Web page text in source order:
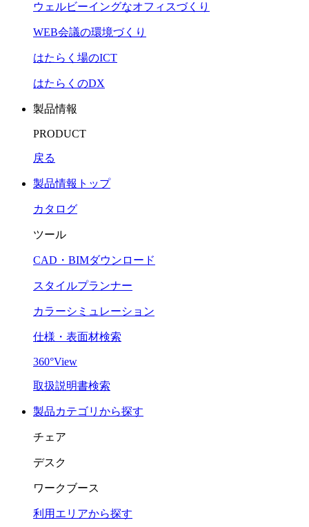
ウェルビーイングなオフィスづくり
WEB会議の環境づくり
はたらく場のICT
はたらくのDX
製品情報
PRODUCT
戻る
製品情報トップ
カタログ
ツール
CAD・BIMダウンロード
スタイルプランナー
カラーシミュレーション
仕様・表面材検索
360°View
取扱説明書検索
製品カテゴリから探す
チェア
デスク
ワークブース
利用エリアから探す